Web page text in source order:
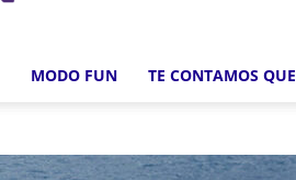
MODO FUN TE CONTAMOS QUE